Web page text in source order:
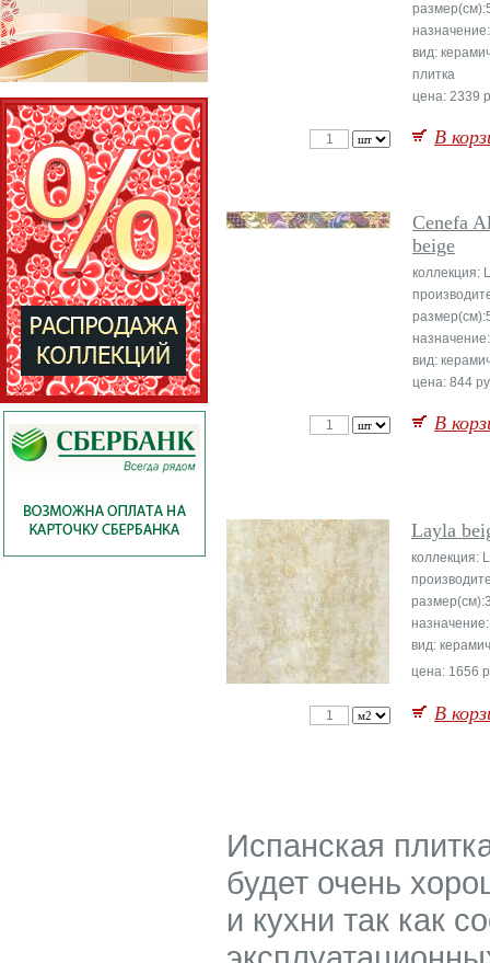
вид:
плитка
цена: 2339
В
Cenefa
beige
коллекция:
вид:
цена: 844
В
Layla
коллекция:
вид:
цена: 1656
В
Испанская
будет очень
и кухни так как